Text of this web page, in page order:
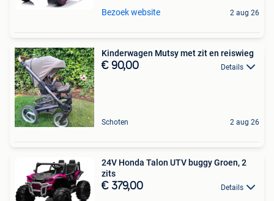
Bezoek website 2 aug 26
Kinderwagen Mutsy met zit en reiswieg
€ 90,00 Details
Schoten 2 aug 26
24V Honda Talon UTV buggy Groen, 2
zits
€ 379,00 Details